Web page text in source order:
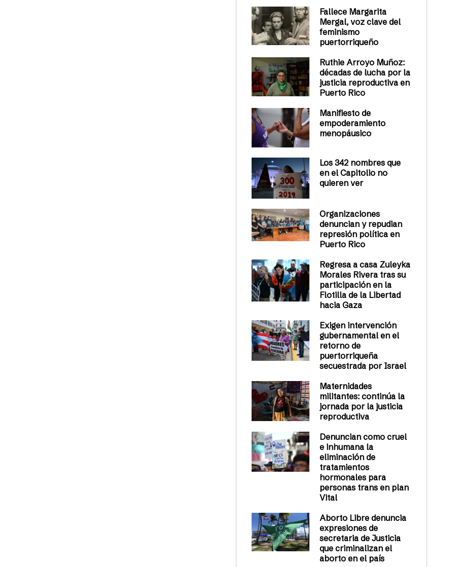
Fallece Margarita
Mergal, voz clave del
feminismo
puertorriqueño
Ruthie Arroyo Muñoz:
décadas de lucha por la
justicia reproductiva en
Puerto Rico
Manifiesto de
empoderamiento
menopáusico
Los 342 nombres que
en el Capitolio no
quieren ver
Organizaciones
denuncian y repudian
represión política en
Puerto Rico
Regresa a casa Zuleyka
Morales Rivera tras su
participación en la
Flotilla de la Libertad
hacia Gaza
Exigen intervención
gubernamental en el
retorno de
puertorriqueña
secuestrada por Israel
Maternidades
militantes: continúa la
jornada por la justicia
reproductiva
Denuncian como cruel
e inhumana la
eliminación de
tratamientos
hormonales para
personas trans en plan
Vital
Aborto Libre denuncia
expresiones de
secretaria de Justicia
que criminalizan el
aborto en el país